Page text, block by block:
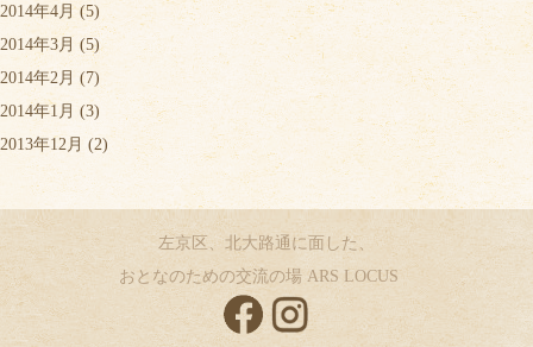
2014年4月(5)
2014年3月 (5)
2014年2月 (7)
2014年1月 (3)
2013年12月 (2)
左京区、北大路通に面した、
おとなのための交流の場 ARS LOCUS